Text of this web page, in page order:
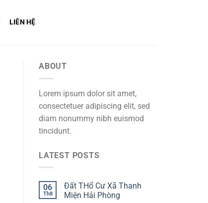
LIÊN HỆ
ABOUT
Lorem ipsum dolor sit amet,
consectetuer adipiscing elit, sed
diam nonummy nibh euismod
tincidunt.
LATEST POSTS
06
Th8
Đất THổ Cư Xã Thanh
Miện Hải Phòng